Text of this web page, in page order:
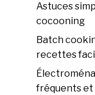
Astuces
cocooning
Batch
recettes
fréquents et